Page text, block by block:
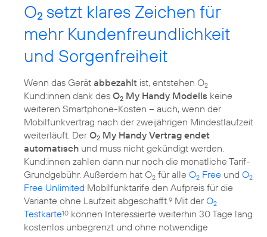
O2 setzt klares Zeichen für
mehr Kundenfreundlichkeit
und Sorgenfreiheit
Wenn das Gerät abbezahlt ist, entstehen O2
Kund:innen dank des O2 My Handy Modells keine
weiteren Smartphone-Kosten – auch, wenn der
Mobilfunkvertrag nach der zweijährigen Mindestlaufzeit
weiterläuft. DerO2 My Handy Vertrag endet
automatisch und muss nicht gekündigt werden.
Kund:innen zahlen dann nur noch die monatliche Tarif-
Grundgebühr. Außerdem hat O2 für alle O2 Free und O2
Free Unlimited Mobilfunktarife den Aufpreis für die
Variante ohne Laufzeit abgeschafft.9 Mit derO2
Testkarte10 können Interessierte weiterhin 30 Tage lang
kostenlos unbegrenzt und ohne notwendige